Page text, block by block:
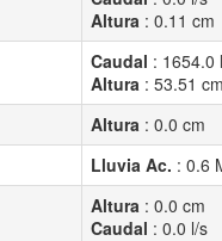
Altura : 0.11 cm
Caudal : 1654.0
Altura : 53.51 cm
Altura : 0.0 cm
Lluvia Ac. : 0.6
Altura : 0.0 cm
Caudal : 0.0 l/s